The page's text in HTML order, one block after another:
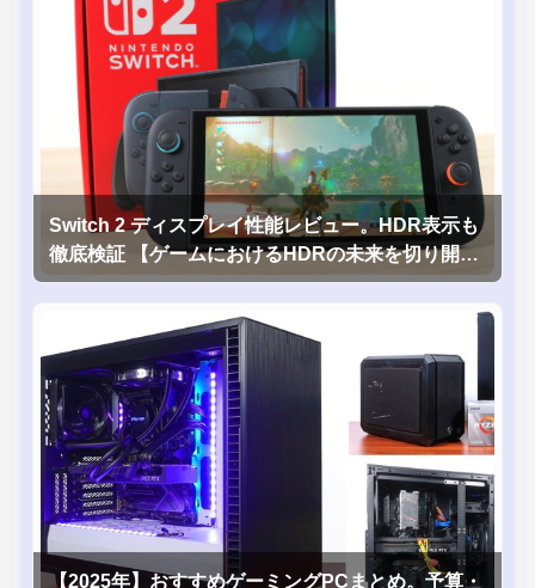
Switch 2 ディスプレイ性能レビュー。HDR表示も
徹底検証 【ゲームにおけるHDRの未来を切り開く
1台！】
【2025年】おすすめゲーミングPCまとめ。予算・